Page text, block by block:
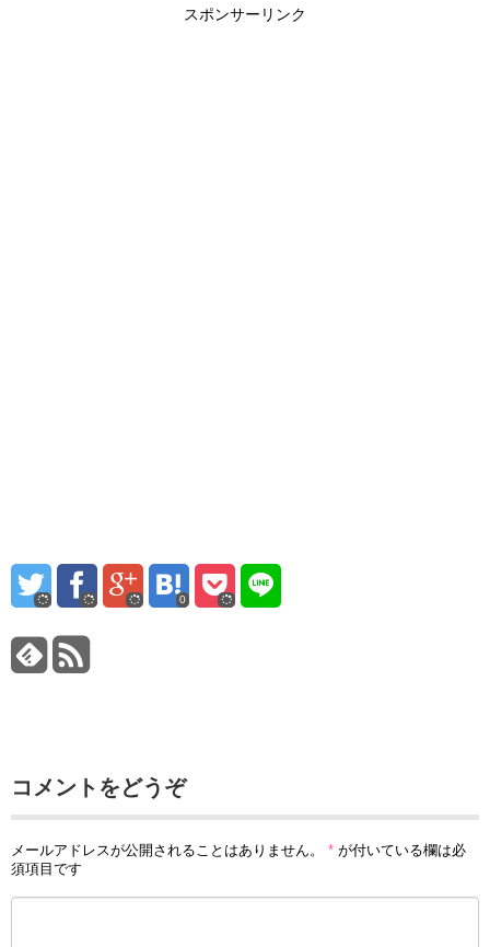
スポンサーリンク
0
コメントをどうぞ
メールアドレスが公開されることはありません。 * が付いている欄は必
須項目です